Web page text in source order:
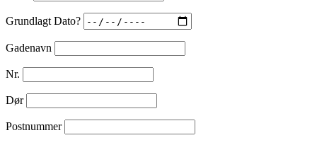
Grundlagt Dato?
Gadenavn
Nr.
Dør
Postnummer